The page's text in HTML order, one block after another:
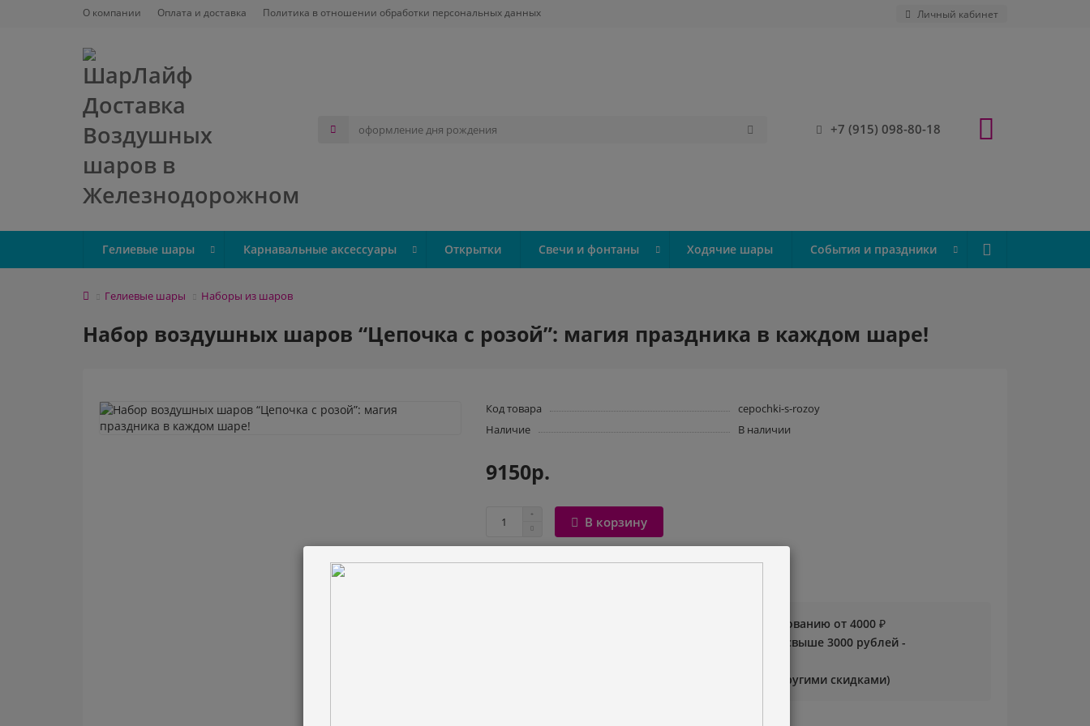
О компании Оплата и доставка Политика в отношении обработки персональных данных Личный кабинет
+7 (915) 098-80-18
Гелиевые шары Карнавальные аксессуары Открытки Свечи и фонтаны Ходячие шары События и праздники
Гелиевые шары Наборы из шаров
Набор воздушных шаров “Цепочка с розой”: магия праздника в каждом шаре!
Код товара
cepochki-s-rozoy
Наличие
В наличии
9150р.
В корзину
круглосуточная доставка по согласованию от 4000 ₽
Доставка по "Центр 2" с 09:00 до 21:00 на заказы свыше 3000 рублей -
При самовывозе СКИДКА 5% (не суммируется с другими скидками)